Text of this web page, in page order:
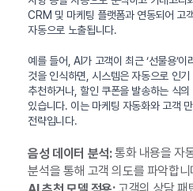
CRM 및 마케팅 플랫폼과 연동되어 고
자동으로 노출됩니다.
예를 들어, AI가 고객이 최근 ‘선물용’
것을 인식하면, 시스템은 자동으로 인
추천하거나, 할인 쿠폰을 발송하는 식
있습니다. 이는 마케팅 자동화와 고객
전략입니다.
음성 데이터 분석:통화 내용을 자
분석을 통해 고객 의도를 파악합니